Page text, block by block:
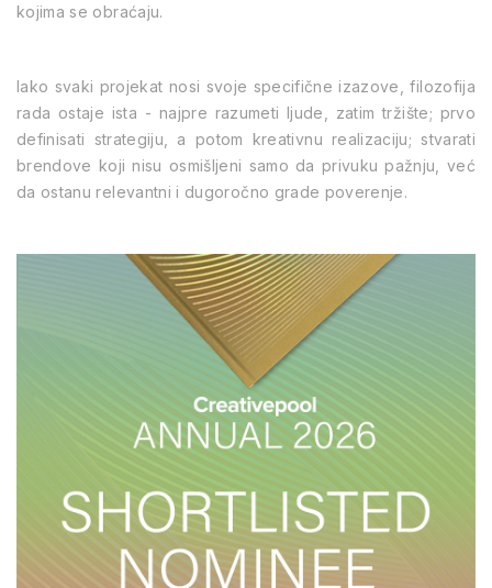
kojima se obraćaju.
Iako svaki projekat nosi svoje specifične izazove, filozofija
rada ostaje ista - najpre razumeti ljude, zatim tržište; prvo
definisati strategiju, a potom kreativnu realizaciju; stvarati
brendove koji nisu osmišljeni samo da privuku pažnju, već
da ostanu relevantni i dugoročno grade poverenje.